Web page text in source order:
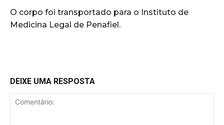
O corpo foi transportado para o Instituto de
Medicina Legal de Penafiel.
DEIXE UMA RESPOSTA